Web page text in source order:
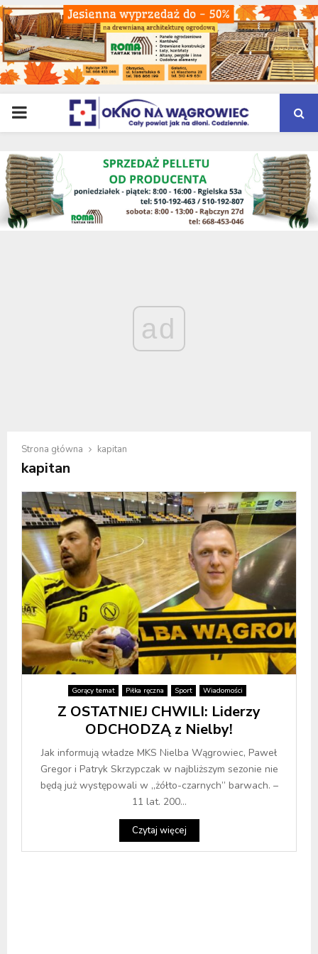
PRIMARY
MENU
ad
Strona główna kapitan
kapitan
Gorący temat Piłka ręczna Sport Wiadomości
Z OSTATNIEJ CHWILI: Liderzy
ODCHODZĄ z Nielby!
Jak informują władze MKS Nielba Wągrowiec, Paweł
Gregor i Patryk Skrzypczak w najbliższym sezonie nie
będą już występowali w „żółto-czarnych” barwach. –
11 lat. 200...
Czytaj więcej